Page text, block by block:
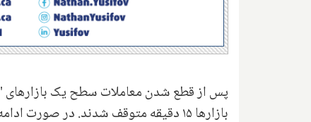
پس از قطع شدن معاملات سطح یک بازارهای